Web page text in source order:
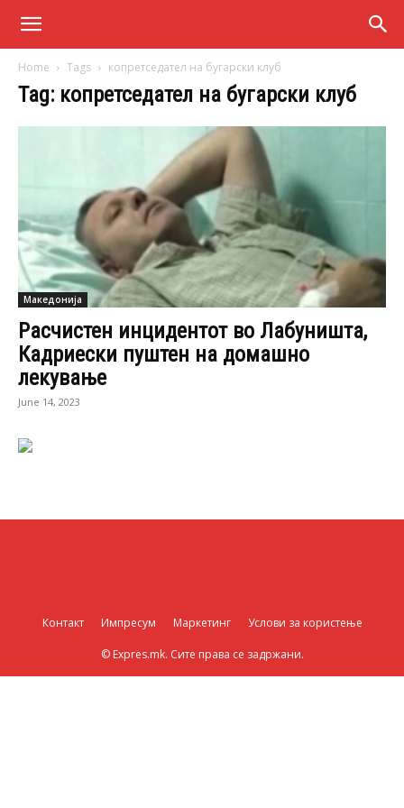
Home Tags копретседател на бугарски клуб
Tag: копретседател на бугарски клуб
Македонија
Расчистен инцидентот во Лабуништа,
Кадриески пуштен на домашно
лекување
June 14, 2023
Контакт Импресум Маркетинг Услови за користење
© Expres.mk. Сите права се задржани.